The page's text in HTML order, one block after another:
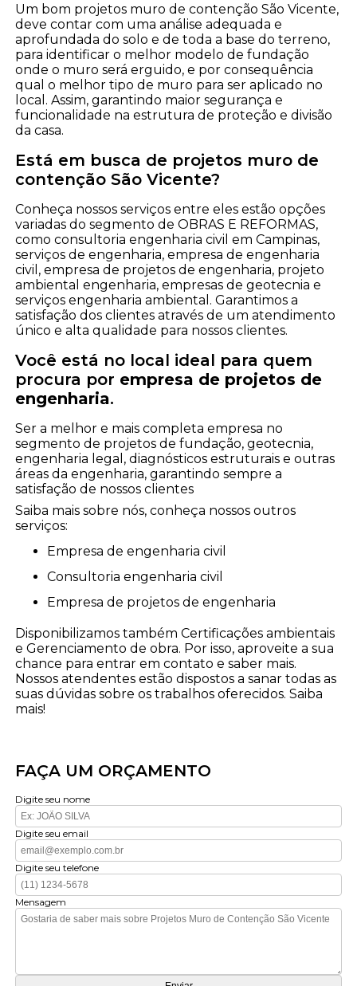
Um bom projetos muro de contenção São Vicente,
deve contar com uma análise adequada e
aprofundada do solo e de toda a base do terreno,
para identificar o melhor modelo de fundação
onde o muro será erguido, e por consequência
qual o melhor tipo de muro para ser aplicado no
local. Assim, garantindo maior segurança e
funcionalidade na estrutura de proteção e divisão
da casa.
Está em busca de projetos muro de
contenção São Vicente?
Conheça nossos serviços entre eles estão opções
variadas do segmento de OBRAS E REFORMAS,
como consultoria engenharia civil em Campinas,
serviços de engenharia, empresa de engenharia
civil, empresa de projetos de engenharia, projeto
ambiental engenharia, empresas de geotecnia e
serviços engenharia ambiental. Garantimos a
satisfação dos clientes através de um atendimento
único e alta qualidade para nossos clientes.
Você está no local ideal para quem
procura por empresa de projetos de
engenharia.
Ser a melhor e mais completa empresa no
segmento de projetos de fundação, geotecnia,
engenharia legal, diagnósticos estruturais e outras
áreas da engenharia, garantindo sempre a
satisfação de nossos clientes
Saiba mais sobre nós, conheça nossos outros
serviços:
empresa de engenharia civil
consultoria engenharia civil
empresa de projetos de engenharia
Disponibilizamos também Certificações ambientais
e Gerenciamento de obra. Por isso, aproveite a sua
chance para entrar em contato e saber mais.
Nossos atendentes estão dispostos a sanar todas as
suas dúvidas sobre os trabalhos oferecidos. Saiba
mais!
FAÇA UM ORÇAMENTO
Digite seu nome
Digite seu email
Digite seu telefone
Mensagem